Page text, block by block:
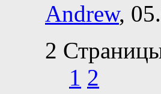
Andrew,
2
1 2